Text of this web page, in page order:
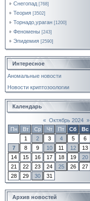
Снегопад [768]
Теория [3502]
Торнадо,ураган [1200]
Феномены [243]
Эпидемия [2590]
Интересное
Аномальные новости
Новости криптозоологии
Календарь
« Октябрь 2024 »
Пн
Вт Ср Чт Пт Сб
Вс
1
2 3 4 5
6
7
8 9 10 11 12
13
14
15 16 17 18 19
20
21
22 23 24 25 26
27
28
29 30 31
Архив новостей